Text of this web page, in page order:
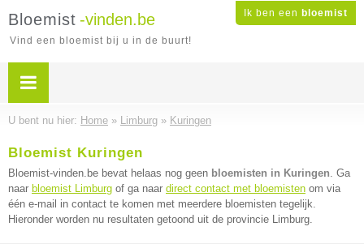
Ik ben een bloemist
Bloemist -vinden.be
Vind een bloemist bij u in de buurt!
U bent nu hier: Home » Limburg » Kuringen
Bloemist Kuringen
Bloemist-vinden.be bevat helaas nog geen bloemisten in Kuringen. Ga
naar bloemist Limburg of ga naar direct contact met bloemisten om via
één e-mail in contact te komen met meerdere bloemisten tegelijk.
Hieronder worden nu resultaten getoond uit de provincie Limburg.